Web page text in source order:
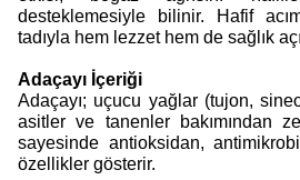
desteklemesiyle bilinir. Hafif
tadıyla hem lezzet hem de sağlık
Adaçayı İçeriği
Adaçayı; uçucu yağlar (tujon,
asitler ve tanenler bakımından
sayesinde antioksidan,
özellikler gösterir.